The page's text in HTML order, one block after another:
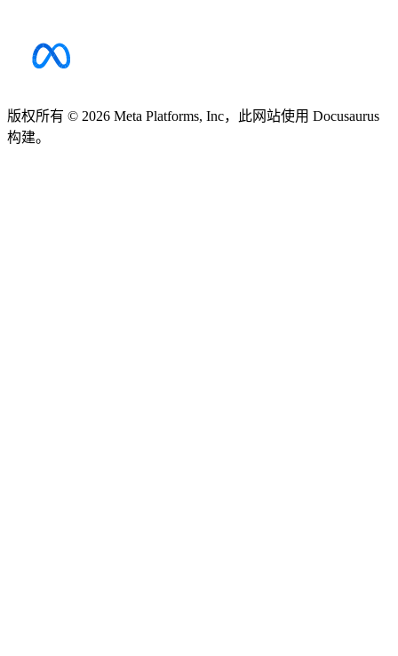
版权所有 © 2026 Meta Platforms, Inc，此网站使用 Docusaurus
构建。